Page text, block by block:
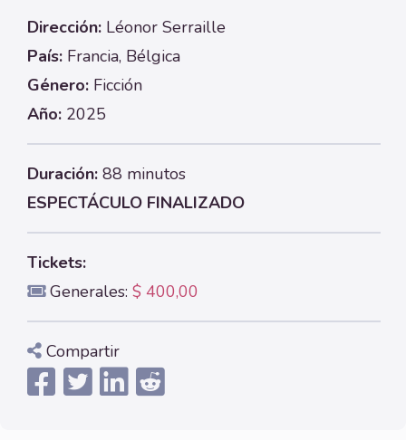
Dirección: Léonor Serraille
País: Francia, Bélgica
Género: Ficción
Año: 2025
Duración: 88 minutos
ESPECTÁCULO FINALIZADO
Tickets:
Generales: $ 400,00
Compartir